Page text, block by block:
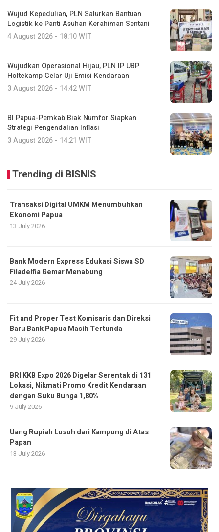
Wujud Kepedulian, PLN Salurkan Bantuan
Logistik ke Panti Asuhan Kerahiman Sentani
4 August 2026 - 18:10 WIT
Wujudkan Operasional Hijau, PLN IP UBP
Holtekamp Gelar Uji Emisi Kendaraan
3 August 2026 - 14:42 WIT
BI Papua-Pemkab Biak Numfor Siapkan
Strategi Pengendalian Inflasi
3 August 2026 - 14:21 WIT
Trending di BISNIS
Transaksi Digital UMKM Menumbuhkan
Ekonomi Papua
13 July 2026
Bank Modern Express Edukasi Siswa SD
Filadelfia Gemar Menabung
24 July 2026
Fit and Proper Test Komisaris dan Direksi
Baru Bank Papua Masih Tertunda
29 July 2026
BRI KKB Expo 2026 Digelar Serentak di 131
Lokasi, Nikmati Promo Kredit Kendaraan
dengan Suku Bunga 1,80%
9 July 2026
Uang Rupiah Lusuh dari Kampung di Atas
Papan
13 July 2026